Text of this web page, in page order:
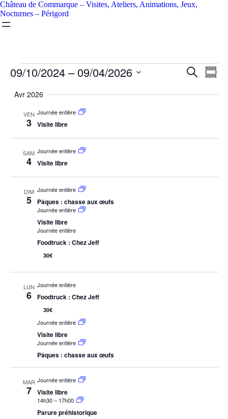
Château de Commarque – Visites, Ateliers, Animations, Jeux,
Nocturnes – Périgord
Recherche
de
vues
09/10/2024 – 09/04/2026
laAvr 2026
VEN
3
Journée entière
Visite libre
SAM
4
Journée entière
Visite libre
DIM
5
Journée entière
Pâques : chasse aux œufs
Journée entière
Visite libre
Journée entière
Foodtruck : Chez Jeff
30€
LUN
6
Journée entière
Foodtruck : Chez Jeff
30€
Journée entière
Visite libre
Journée entière
Pâques : chasse aux œufs
MAR
7
Journée entière
Visite libre
14h30– 17h00
Parure préhistorique